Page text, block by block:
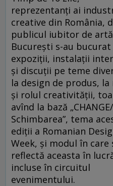
reprezentanți ai
creative din România,
publicul iubitor de
București s-au bucurat
expoziții, instalații
și discuții pe teme
la design de produs, la
și rolul creativității,
avînd la bază „CHANGE/
Schimbarea”, tema
ediții a Romanian
Week, și modul în care
reflectă aceasta în
incluse în circuitul
evenimentului.